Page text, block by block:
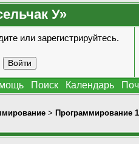
У»
или зарегистрируйтесь.
Поиск Календарь
> Программирование